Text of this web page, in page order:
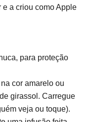
e a criou como Apple
para proteção
cor amarelo ou
girassol. Carregue
veja ou toque).